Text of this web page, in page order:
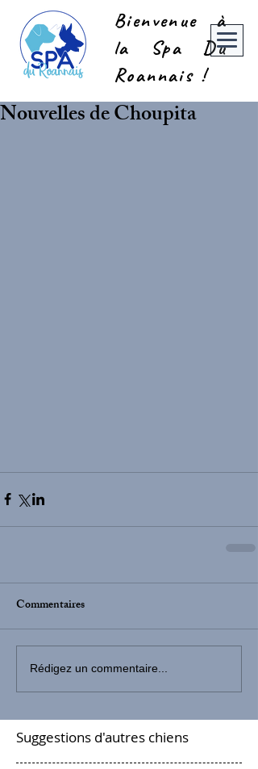
Bienvenue à
la Spa Du
Roannais !
Nouvelles de Choupita
Commentaires
Rédigez un commentaire...
Suggestions d'autres chiens